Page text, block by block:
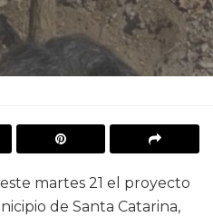
martes 21 el proyecto
de Santa Catarina,